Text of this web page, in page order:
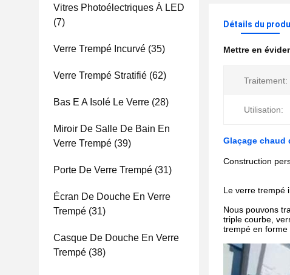
Vitres Photoélectriques À LED
(7)
Verre Trempé Incurvé (35)
Verre Trempé Stratifié (62)
Bas E A Isolé Le Verre (28)
Miroir De Salle De Bain En
Verre Trempé (39)
Porte De Verre Trempé (31)
Écran De Douche En Verre
Trempé (31)
Casque De Douche En Verre
Trempé (38)
Détails du
Mettre en
Traitement:
Utilisation:
Glaçage chaud
Construction
Le verre trempé
Nous pouvons
triple courbe,
trempé en forme